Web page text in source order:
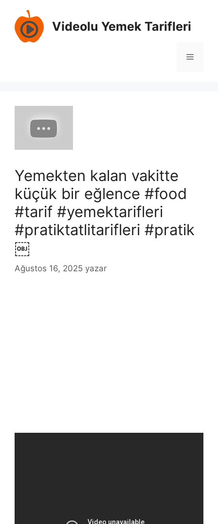
Videolu Yemek Tarifleri
Menü
Yemekten kalan vakitte
küçük bir eğlence #food
#tarif #yemektarifleri
#pratiktatlitarifleri #pratik
￼
Ağustos 16, 2025 yazar